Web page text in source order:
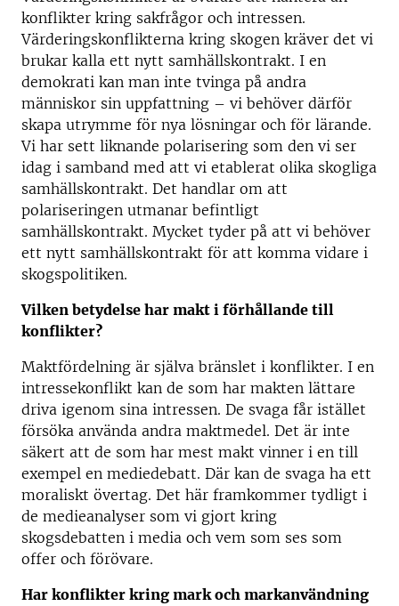
konflikter kring sakfrågor och intressen.
Värderingskonflikterna kring skogen kräver det vi
brukar kalla ett nytt samhällskontrakt. I en
demokrati kan man inte tvinga på andra
människor sin uppfattning – vi behöver därför
skapa utrymme för nya lösningar och för lärande.
Vi har sett liknande polarisering som den vi ser
idag i samband med att vi etablerat olika skogliga
samhällskontrakt. Det handlar om att
polariseringen utmanar befintligt
samhällskontrakt. Mycket tyder på att vi behöver
ett nytt samhällskontrakt för att komma vidare i
skogspolitiken.
Vilken betydelse har makt i förhållande till
konflikter?
Maktfördelning är själva bränslet i konflikter. I en
intressekonflikt kan de som har makten lättare
driva igenom sina intressen. De svaga får istället
försöka använda andra maktmedel. Det är inte
säkert att de som har mest makt vinner i en till
exempel en mediedebatt. Där kan de svaga ha ett
moraliskt övertag. Det här framkommer tydligt i
de medieanalyser som vi gjort kring
skogsdebatten i media och vem som ses som
offer och förövare.
Har konflikter kring mark och markanvändning